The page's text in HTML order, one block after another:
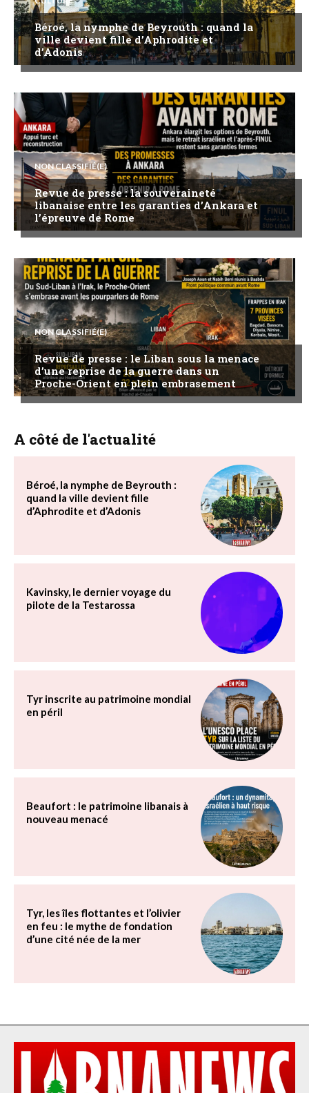
Béroé, la nymphe de Beyrouth : quand la
ville devient fille d’Aphrodite et
d’Adonis
NON CLASSIFIÉ(E)
Revue de presse : la souveraineté
libanaise entre les garanties d’Ankara et
l’épreuve de Rome
NON CLASSIFIÉ(E)
Revue de presse : le Liban sous la menace
d’une reprise de la guerre dans un
Proche-Orient en plein embrasement
A côté de l'actualité
Béroé, la nymphe de Beyrouth :
quand la ville devient fille
d’Aphrodite et d’Adonis
Kavinsky, le dernier voyage du
pilote de la Testarossa
Tyr inscrite au patrimoine mondial
en péril
Beaufort : le patrimoine libanais à
nouveau menacé
Tyr, les îles flottantes et l’olivier
en feu : le mythe de fondation
d’une cité née de la mer